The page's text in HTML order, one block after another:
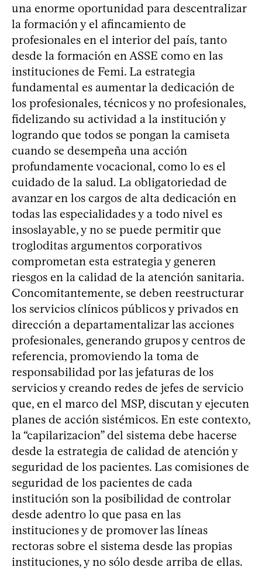
una enorme oportunidad para descentralizar
la formación y el afincamiento de
profesionales en el interior del país, tanto
desde la formación en ASSE como en las
instituciones de Femi. La estrategia
fundamental es aumentar la dedicación de
los profesionales, técnicos y no profesionales,
fidelizando su actividad a la institución y
logrando que todos se pongan la camiseta
cuando se desempeña una acción
profundamente vocacional, como lo es el
cuidado de la salud. La obligatoriedad de
avanzar en los cargos de alta dedicación en
todas las especialidades y a todo nivel es
insoslayable, y no se puede permitir que
trogloditas argumentos corporativos
comprometan esta estrategia y generen
riesgos en la calidad de la atención sanitaria.
Concomitantemente, se deben reestructurar
los servicios clínicos públicos y privados en
dirección a departamentalizar las acciones
profesionales, generando grupos y centros de
referencia, promoviendo la toma de
responsabilidad por las jefaturas de los
servicios y creando redes de jefes de servicio
que, en el marco del MSP, discutan y ejecuten
planes de acción sistémicos. En este contexto,
la “capilarizacion” del sistema debe hacerse
desde la estrategia de calidad de atención y
seguridad de los pacientes. Las comisiones de
seguridad de los pacientes de cada
institución son la posibilidad de controlar
desde adentro lo que pasa en las
instituciones y de promover las líneas
rectoras sobre el sistema desde las propias
instituciones, y no sólo desde arriba de ellas.